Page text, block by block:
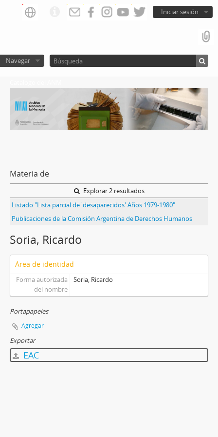
Iniciar sesión
Navegar
Materia de
Explorar 2 resultados
Listado "Lista parcial de 'desaparecidos' Años 1979-1980"
Publicaciones de la Comisión Argentina de Derechos Humanos
Soria, Ricardo
Área de identidad
Forma autorizada
del nombre
Soria, Ricardo
Portapapeles
Agregar
Exportar
EAC